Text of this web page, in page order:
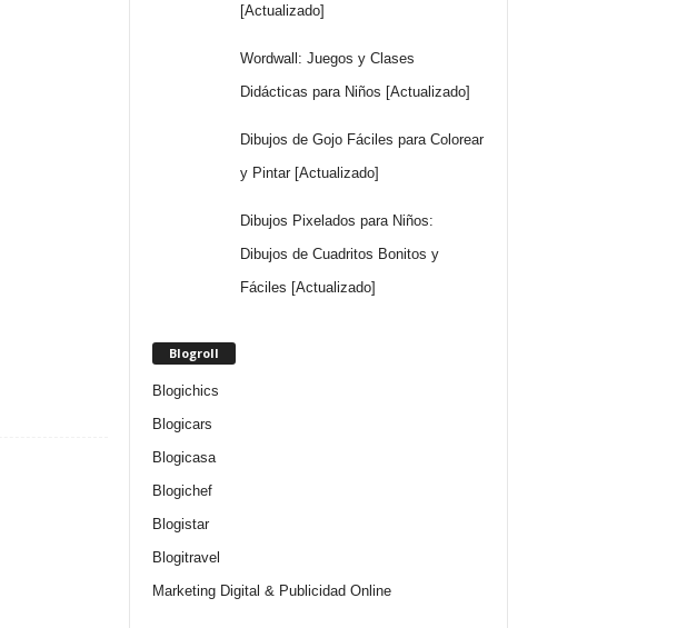
[Actualizado]
Wordwall: Juegos y Clases
Didácticas para Niños [Actualizado]
Dibujos de Gojo Fáciles para Colorear
y Pintar [Actualizado]
Dibujos Pixelados para Niños:
Dibujos de Cuadritos Bonitos y
Fáciles [Actualizado]
Blogroll
Blogichics
Blogicars
Blogicasa
Blogichef
Blogistar
Blogitravel
Marketing Digital & Publicidad Online